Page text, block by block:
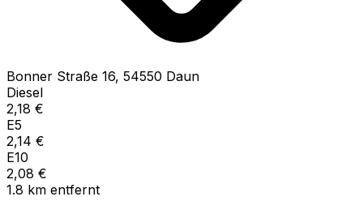
Bonner Straße 16, 54550 Daun
Diesel
2,18 €
E5
2,14 €
E10
2,08 €
1.8 km entfernt